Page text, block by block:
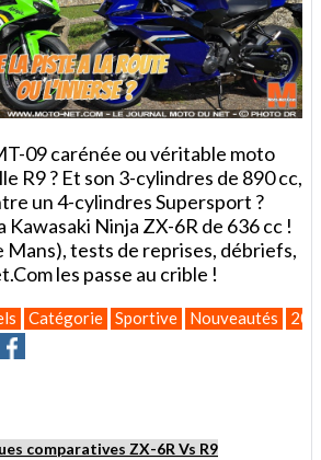
09 carénée ou véritable moto
R9 ? Et son 3-cylindres de 890 cc,
un 4-cylindres Supersport ?
Kawasaki Ninja ZX-6R de 636 cc !
Mans), tests de reprises, débriefs,
les passe au crible !
Catégorie Sportive Nouveautés
Partager
sur
comparatives ZX-6R Vs R9